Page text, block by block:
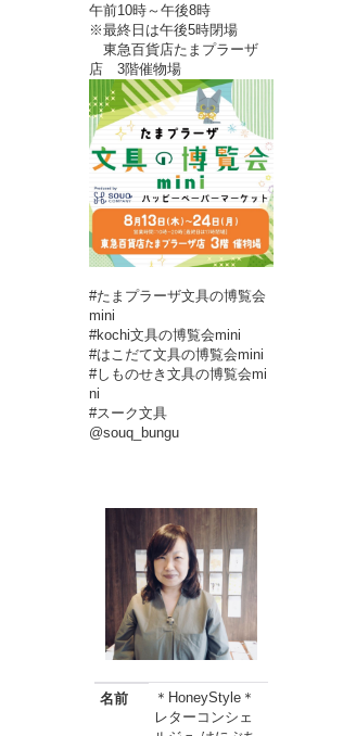
午前10時～午後8時
※最終日は午後5時閉場
東急百貨店たまプラーザ
店 3階催物場
#たまプラーザ文具の博覧会
mini
#kochi文具の博覧会mini
#はこだて文具の博覧会mini
#しものせき文具の博覧会mi
ni
#スーク文具
@souq_bungu
名前
＊HoneyStyle＊
レターコンシェ